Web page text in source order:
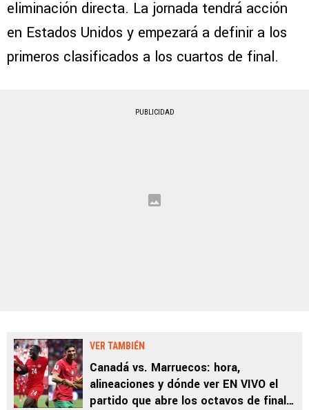
eliminación directa. La jornada tendrá acción
en Estados Unidos y empezará a definir a los
primeros clasificados a los cuartos de final.
PUBLICIDAD
VER TAMBIÉN
Canadá vs. Marruecos: hora,
alineaciones y dónde ver EN VIVO el
partido que abre los octavos de final